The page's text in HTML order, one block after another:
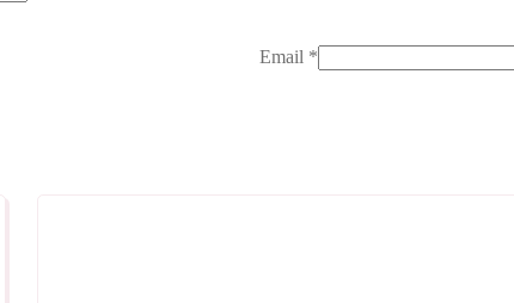
Email *